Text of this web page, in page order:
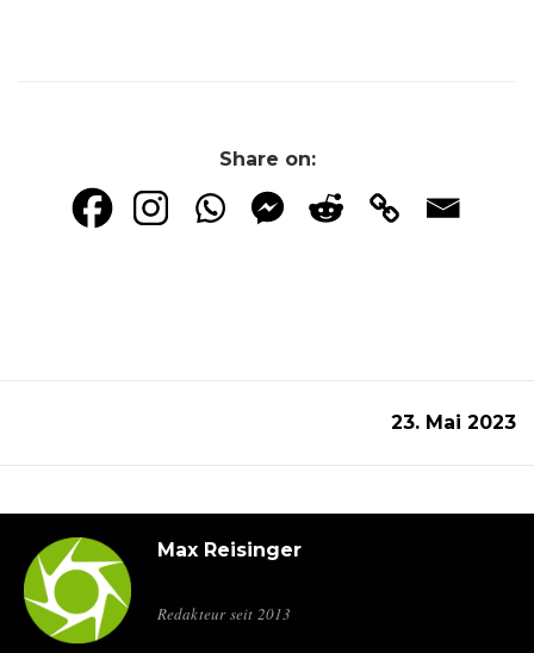
Share on:
23. Mai 2023
Max Reisinger
Redakteur seit 2013